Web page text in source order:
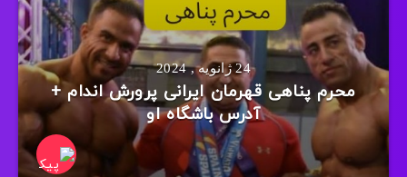
24 ژانویه , 2024
محرم پناهی قهرمان ایرانی پرورش اندام +
آدرس باشگاه او